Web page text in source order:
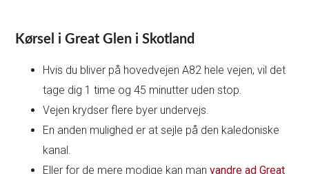
Kørsel i Great Glen i Skotland
Hvis du bliver på hovedvejen A82 hele vejen, vil det
tage dig 1 time og 45 minutter uden stop.
Vejen krydser flere byer undervejs.
En anden mulighed er at sejle på den kaledoniske
kanal.
Eller for de mere modige kan manvandre ad Great